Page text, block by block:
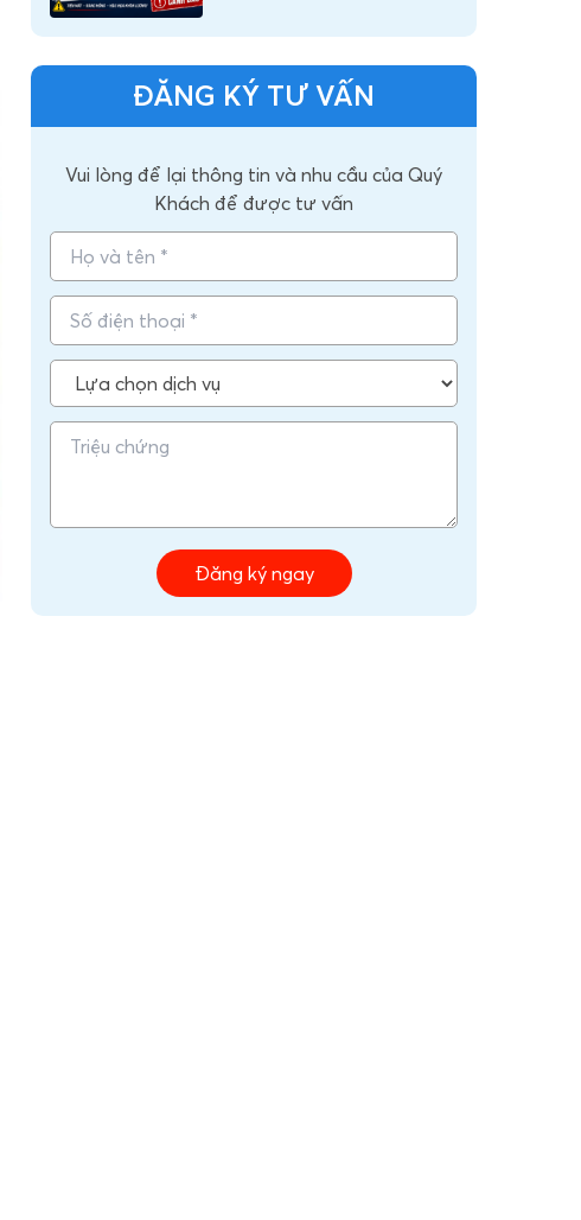
ĐĂNG KÝ TƯ VẤN
Vui lòng để lại thông tin và nhu cầu của Quý
Khách để được tư vấn
Đăng ký ngay